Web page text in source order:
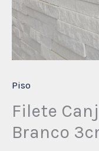
Piso
Filete
Branco